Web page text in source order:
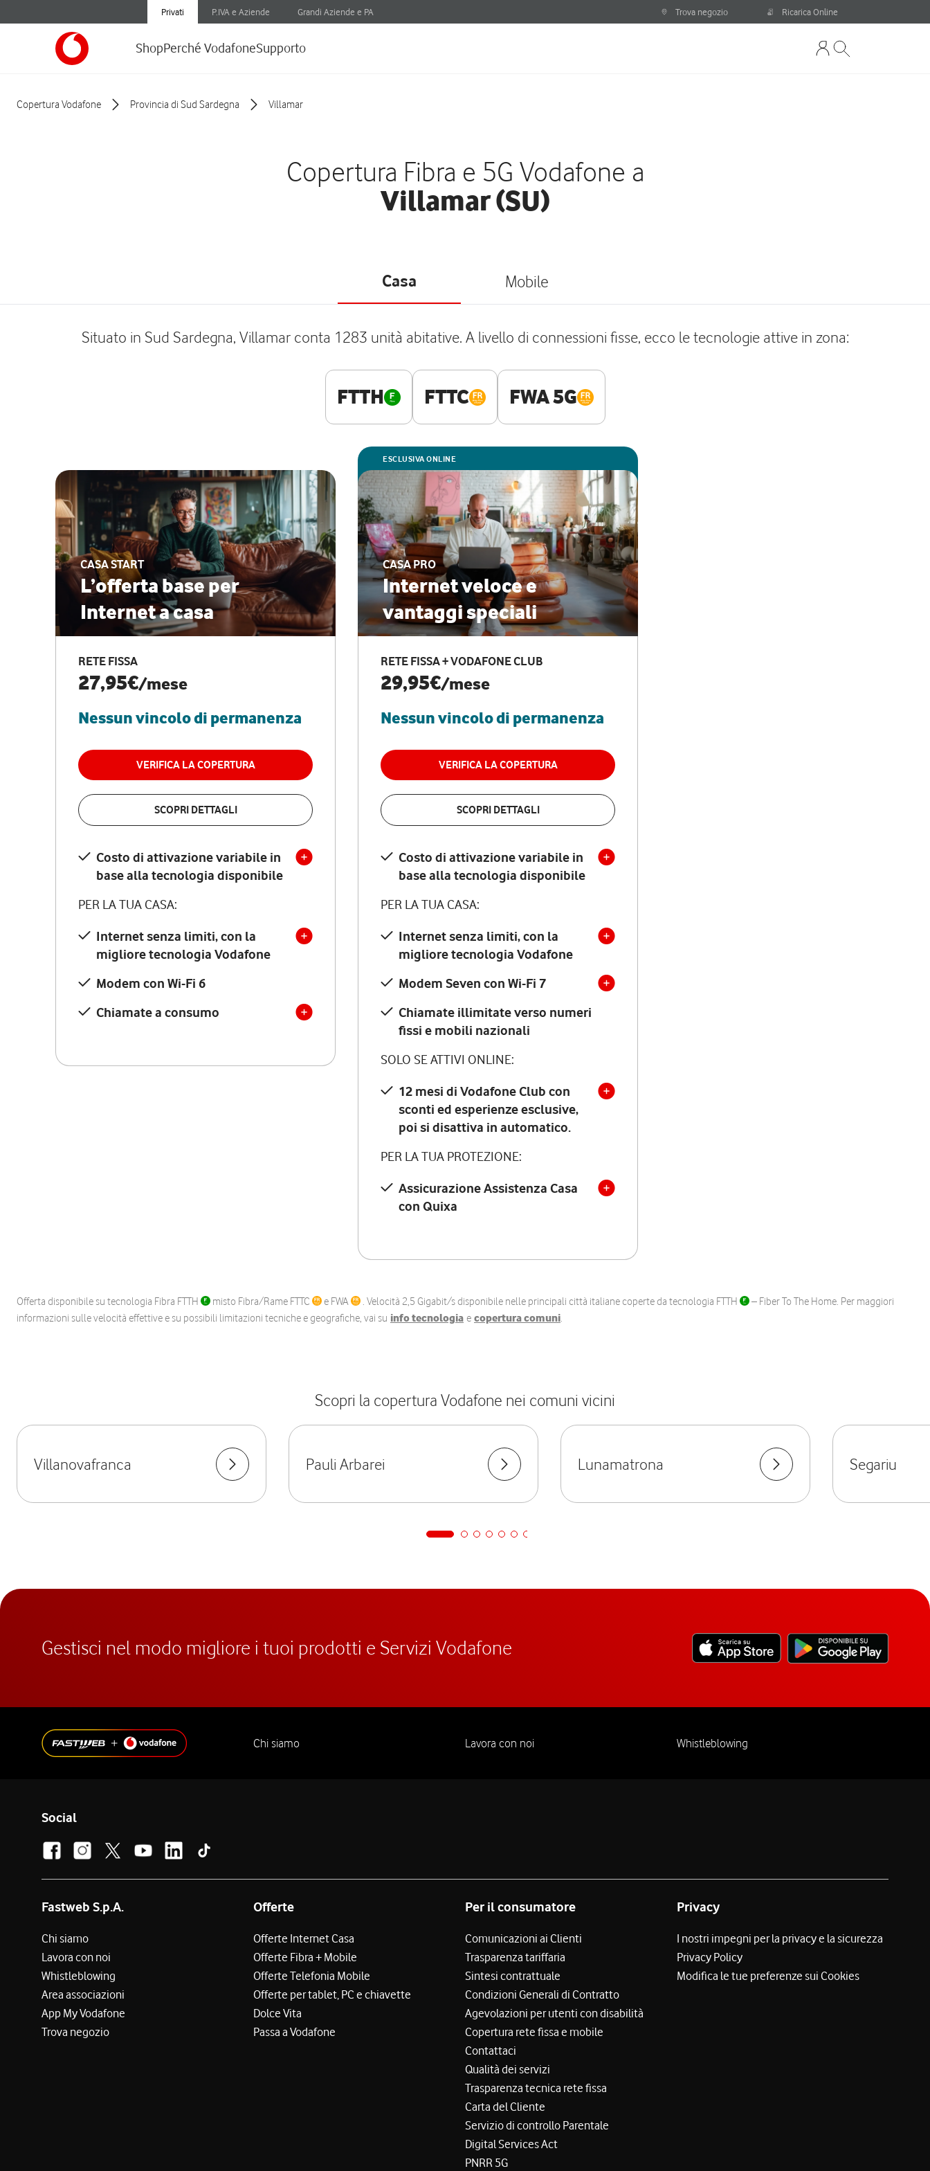
Privati P.IVA e Aziende Grandi Aziende e PA Trova negozio Ricarica Online
ShopPerché VodafoneSupporto
Copertura Vodafone Provincia di Sud Sardegna Villamar
Copertura Fibra e 5G Vodafone a
Villamar (SU)
Casa Mobile
Situato in Sud Sardegna, Villamar conta 1283 unità abitative. A livello di connessioni fisse, ecco le tecnologie attive in zona:
FTTH FTTC FWA 5G
CASA START
L’offerta base per
Internet a casa
RETE FISSA
27,95€/mese
Nessun vincolo di permanenza
VERIFICA LA COPERTURA
SCOPRI DETTAGLI
Costo di attivazione variabile in
base alla tecnologia disponibile
PER LA TUA CASA:
Internet senza limiti, con la
migliore tecnologia Vodafone
Modem con Wi-Fi 6
Chiamate a consumo
ESCLUSIVA ONLINE
CASA PRO
Internet veloce e
vantaggi speciali
RETE FISSA + VODAFONE CLUB
29,95€/mese
Nessun vincolo di permanenza
VERIFICA LA COPERTURA
SCOPRI DETTAGLI
Costo di attivazione variabile in
base alla tecnologia disponibile
PER LA TUA CASA:
Internet senza limiti, con la
migliore tecnologia Vodafone
Modem Seven con Wi-Fi 7
Chiamate illimitate verso numeri
fissi e mobili nazionali
SOLO SE ATTIVI ONLINE:
12 mesi di Vodafone Club con
sconti ed esperienze esclusive,
poi si disattiva in automatico.
PER LA TUA PROTEZIONE:
Assicurazione Assistenza Casa
con Quixa
Offerta disponibile su tecnologia Fibra FTTH misto Fibra/Rame FTTC e FWA . Velocità 2,5 Gigabit/s disponibile nelle principali città italiane coperte da tecnologia FTTH
– Fiber To The Home. Per maggiori
informazioni sulle velocità effettive e su possibili limitazioni tecniche e geografiche, vai su info tecnologia e copertura comuni.
Scopri la copertura Vodafone nei comuni vicini
Villanovafranca Pauli Arbarei Lunamatrona Segariu
Gestisci nel modo migliore i tuoi prodotti e Servizi Vodafone
Chi siamo Lavora con noi Whistleblowing
Social
Fastweb S.p.A.
Chi siamo
Lavora con noi
Whistleblowing
Area associazioni
App My Vodafone
Trova negozio
Offerte
Offerte Internet Casa
Offerte Fibra + Mobile
Offerte Telefonia Mobile
Offerte per tablet, PC e chiavette
Dolce Vita
Passa a Vodafone
Per il consumatore
Comunicazioni ai Clienti
Trasparenza tariffaria
Sintesi contrattuale
Condizioni Generali di Contratto
Agevolazioni per utenti con disabilità
Copertura rete fissa e mobile
Contattaci
Qualità dei servizi
Trasparenza tecnica rete fissa
Carta del Cliente
Servizio di controllo Parentale
Digital Services Act
PNRR 5G
Privacy
I nostri impegni per la privacy e la sicurezza
Privacy Policy
Modifica le tue preferenze sui Cookies